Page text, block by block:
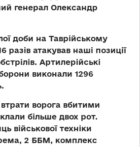
генерал Олександр
доби на Таврійському
разів атакував наші позиції
Артилерійські
виконали 1296
ворога вбитими
більше двох рот.
військової техніки
2 ББМ, комплекс